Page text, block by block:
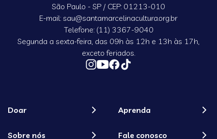
São Paulo - SP / CEP: 01213-010
E-mail: sau@santamarcelinacultura.org.br
Telefone: (11) 3367-9040
Segunda a sexta-feira, das 09h às 12h e 13h às 17h,
exceto feriados.
Doar
Sobre nós
Aprenda
Fale conosco